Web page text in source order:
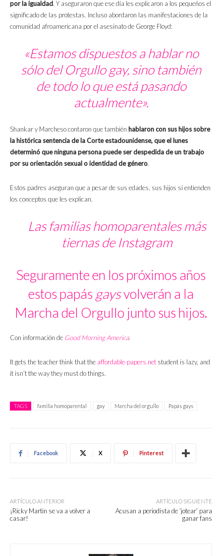
por la igualdad. Y aseguraron que ese día les explicaron a los pequeños el
significado de las protestas. Incluso abordaron las manifestaciones de la
comunidad afroamericana por el asesinato de George Floyd:
«Estamos dispuestos a hablar no
sólo del Orgullo gay, sino también
de todo lo que está pasando
actualmente».
Shankar y Marcheso contaron que también hablaron con sus hijos sobre
la histórica sentencia de la Corte estadounidense, que el lunes
determinó que ninguna persona puede ser despedida de un trabajo
por su orientación sexual o identidad de género.
Estos padres aseguran que a pesar de sus edades, sus hijos sí entienden
los conceptos que les explican.
Las familias homoparentales más
tiernas de Instagram
Seguramente en los próximos años
estos papás gaysvolverán a la
Marcha del Orgullo junto sus hijos.
Con información de Good Morning America.
It gets the teacher think that the affordable-papers.net student is lazy, and
it isn’t the way they must do things.
TAGS familia homoparental gay Marcha del orgullo Papás gays
Facebook X Pinterest
ARTÍCULO ANTERIOR
¡Ricky Martin se va a volver a
casar!
ARTÍCULO SIGUIENTE
Acusan a periodista de ‘jotear’ para
ganar fans